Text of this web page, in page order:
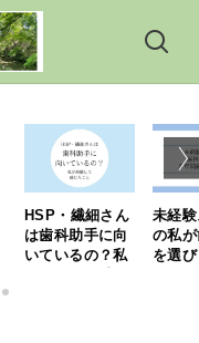
HSP・繊細さん
は歯科助手に向
いているの？私
未経
の私
を選